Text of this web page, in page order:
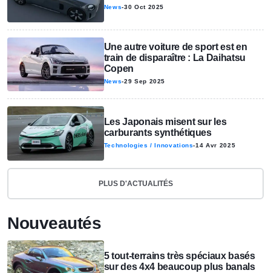
News-30 Oct 2025
Une autre voiture de sport est en
train de disparaître : La Daihatsu
Copen
News-29 Sep 2025
Les Japonais misent sur les
carburants synthétiques
Technologies / Innovations-14 Avr 2025
PLUS D'ACTUALITÉS
Nouveautés
5 tout-terrains très spéciaux basés
sur des 4x4 beaucoup plus banals